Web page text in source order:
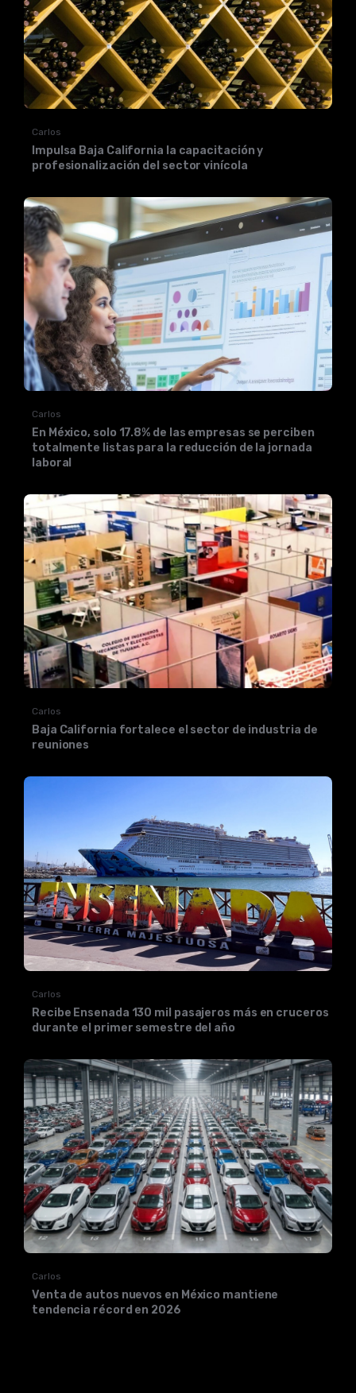
Carlos
Impulsa Baja California la capacitación y
profesionalización del sector vinícola
Carlos
En México, solo 17.8% de las empresas se perciben
totalmente listas para la reducción de la jornada
laboral
Carlos
Baja California fortalece el sector de industria de
reuniones
Carlos
Recibe Ensenada 130 mil pasajeros más en cruceros
durante el primer semestre del año
Carlos
Venta de autos nuevos en México mantiene
tendencia récord en 2026